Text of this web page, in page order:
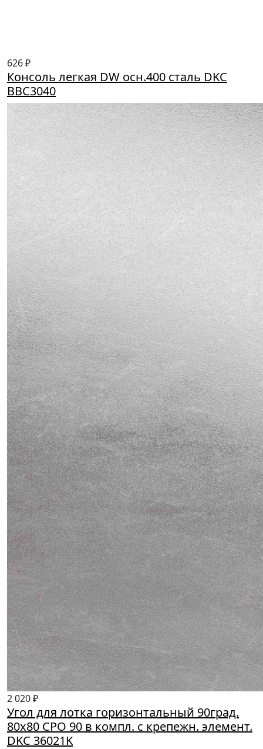
626 ₽
Консоль легкая DW осн.400 сталь DKC
BBC3040
2 020 ₽
Угол для лотка горизонтальный 90град.
80х80 CPO 90 в компл. с крепежн. элемент.
DKC 36021K